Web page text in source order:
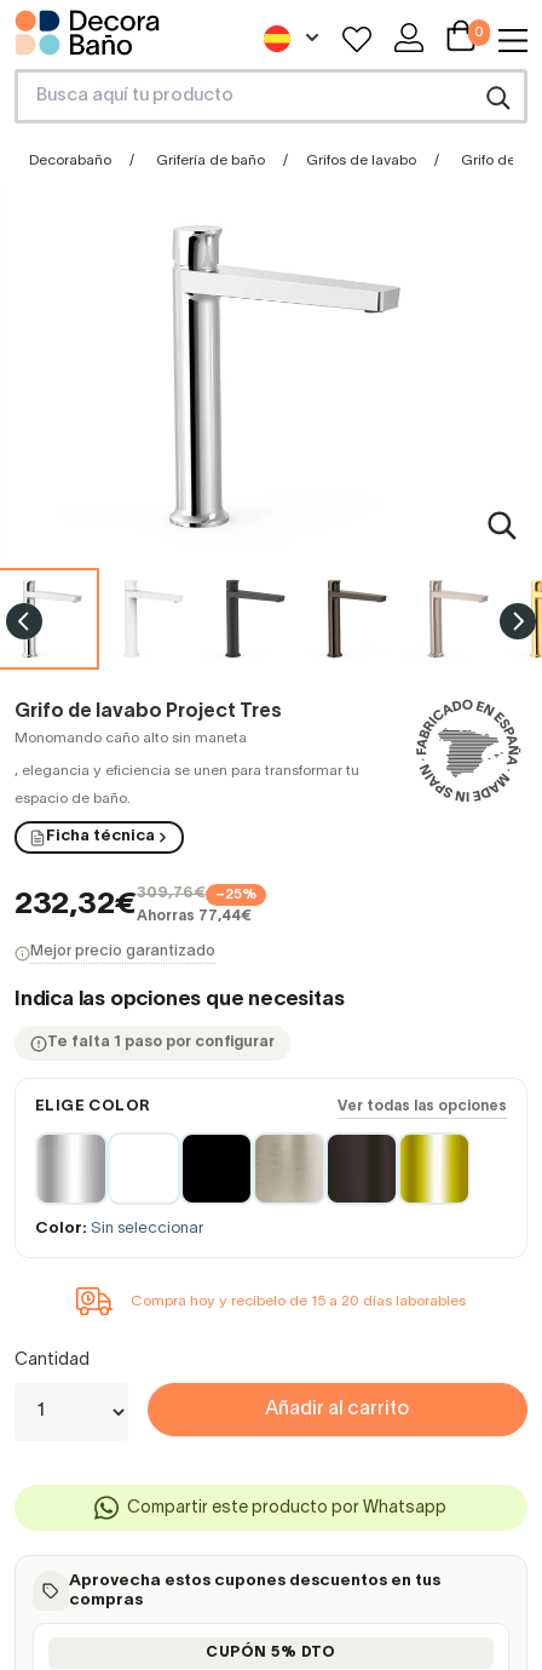
0
Decorabaño Grifería de baño Grifos de lavabo Grifo de
Grifo de lavabo Project Tres
Monomando caño alto sin maneta
, elegancia y eficiencia se unen para transformar tu
espacio de baño.
Ficha técnica
232,32€309,76€ −25%
Ahorras 77,44€
Mejor precio garantizado
Indica las opciones que necesitas
Te falta 1 paso por configurar
ELIGE COLOR Ver todas las opciones
Color: Sin seleccionar
Compra hoy y recíbelo de 15 a 20 días laborables
Cantidad
Añadir al carrito
Compartir este producto por Whatsapp
Aprovecha estos cupones descuentos en tus
compras
CUPÓN 5% DTO